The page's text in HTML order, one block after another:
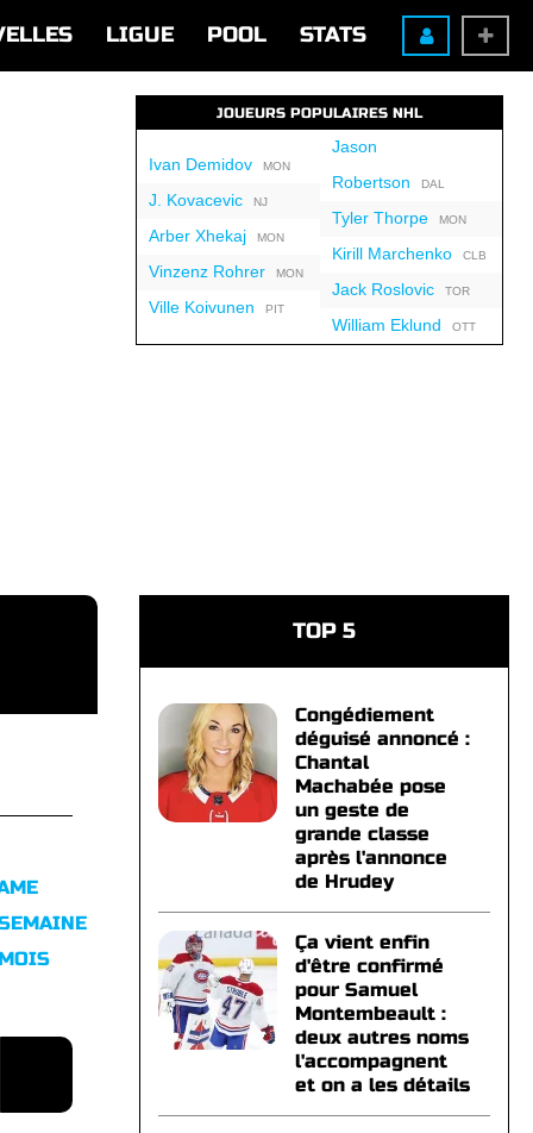
LIGUE POOL STATS
JOUEURS POPULAIRES NHL
Ivan DemidovMON
J. KovacevicNJ
Arber XhekajMON
Vinzenz RohrerMON
Ville Koivunen PIT
Jason
Robertson DAL
Tyler ThorpeMON
Kirill MarchenkoCLB
Jack RoslovicTOR
William Eklund OTT
TOP 5
Congédiement
déguisé annoncé :
Chantal
Machabée pose
un geste de
grande classe
après l'annonce
de Hrudey
Ça vient enfin
d'être confirmé
pour Samuel
Montembeault :
deux autres noms
l'accompagnent
et on a les détails